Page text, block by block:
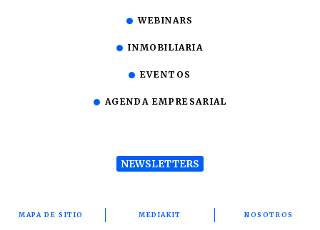
WEBINARS
INMOBILIARIA
EVENTOS
AGENDA EMPRESARIAL
NEWSLETTERS
MAPA DE SITIO MEDIAKIT NOSOTROS